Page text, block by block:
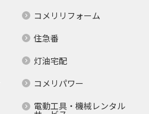
コメリリフォーム
住急番
灯油宅配
コメリパワー
電動工具・機械レンタル